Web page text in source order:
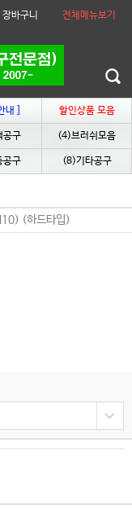
장바구니 전체메뉴보기
내 ] 할인상품 모음
공구 (4)브러쉬모음
공구 (8)기타공구
(하드타입)